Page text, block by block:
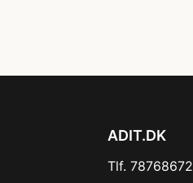
ADIT.DK
Tlf. 78768672